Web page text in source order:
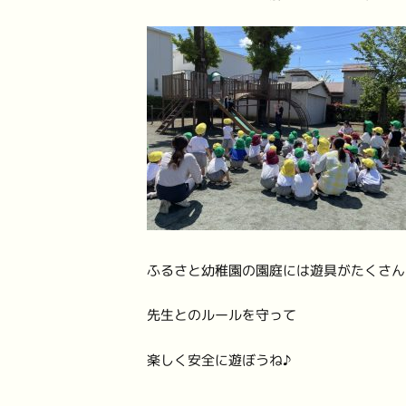
ふるさと幼稚園の園庭には遊具がたくさ
先生とのルールを守って
楽しく安全に遊ぼうね♪